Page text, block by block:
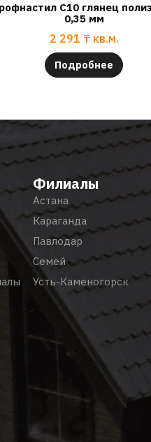
С10 глянец
0,35 мм
2 291 ₸ кв.м.
Подробнее
Филиалы
Астана
Караганда
Павлодар
Семей
Усть-Каменогорск